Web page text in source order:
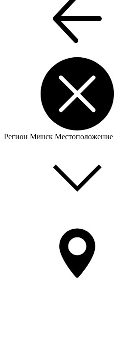
Регион Минск Местоположение